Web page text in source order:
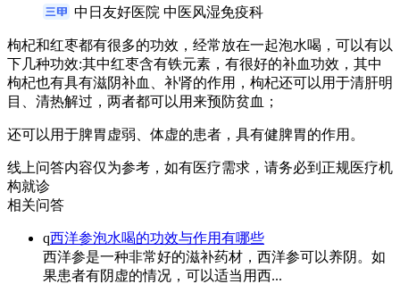
中日友好医院 中医风湿免疫科
枸杞和红枣都有很多的功效，经常放在一起泡水喝，可以有以
下几种功效:其中红枣含有铁元素，有很好的补血功效，其中
枸杞也有具有滋阴补血、补肾的作用，枸杞还可以用于清肝明
目、清热解过，两者都可以用来预防贫血；
还可以用于脾胃虚弱、体虚的患者，具有健脾胃的作用。
线上问答内容仅为参考，如有医疗需求，请务必到正规医疗机
构就诊
相关问答
q西洋参泡水喝的功效与作用有哪些
西洋参是一种非常好的滋补药材，西洋参可以养阴。如
果患者有阴虚的情况，可以适当用西...